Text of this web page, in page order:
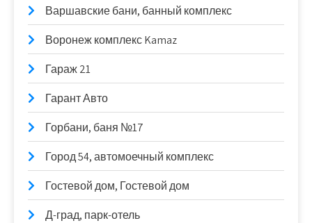
Варшавские бани, банный комплекс
Воронеж комплекс Kamaz
Гараж 21
Гарант Авто
Горбани, баня №17
Город 54, автомоечный комплекс
Гостевой дом, Гостевой дом
Д-град, парк-отель